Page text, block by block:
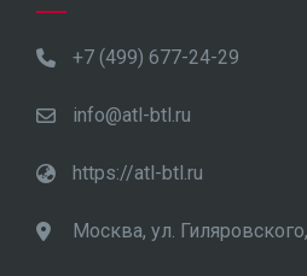
+7 (499) 677-24-29
info@atl-btl.ru
https://atl-btl.ru
Москва, ул.